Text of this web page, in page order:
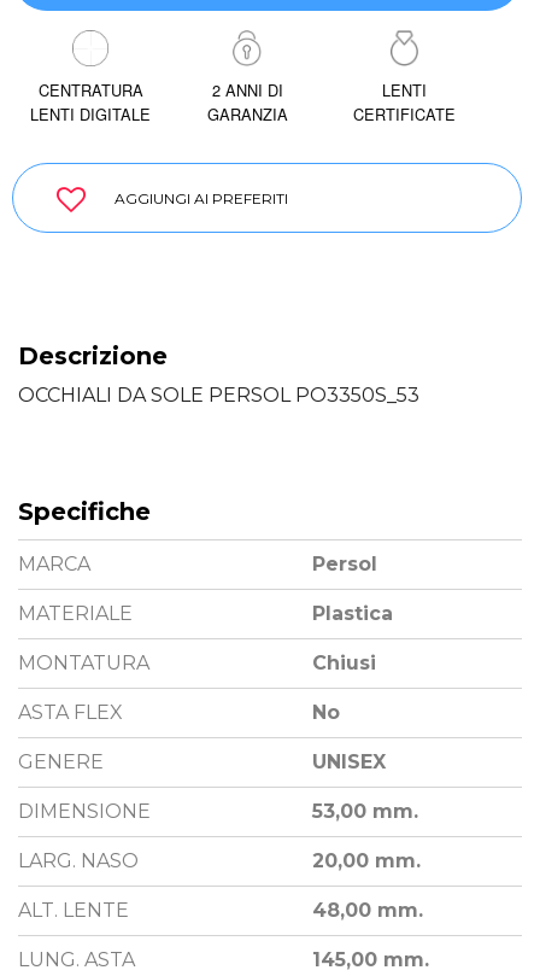
CENTRATURA
LENTI DIGITALE
2 ANNI DI
GARANZIA
LENTI
CERTIFICATE
AGGIUNGI AI PREFERITI
Descrizione
OCCHIALI DA SOLE PERSOL PO3350S_53
Specifiche
MARCA Persol
MATERIALE Plastica
MONTATURA Chiusi
ASTA FLEX No
GENERE UNISEX
DIMENSIONE 53,00 mm.
LARG. NASO 20,00 mm.
ALT. LENTE 48,00 mm.
LUNG. ASTA 145,00 mm.